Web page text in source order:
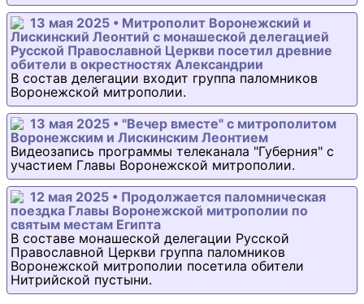
13 мая 2025 • Митрополит Воронежский и
Лискинский Леонтий с монашеской делегацией
Русской Православной Церкви посетил древние
обители в окрестностях Александрии
В состав делегации входит группа паломников
Воронежской митрополии.
13 мая 2025 • "Вечер вместе" с митрополитом
Воронежским и Лискинским Леонтием
Видеозапись программы телеканала "Губерния" с
участием Главы Воронежской митрополии.
12 мая 2025 • Продолжается паломническая
поездка Главы Воронежской митрополии по
святым местам Египта
В составе монашеской делегации Русской
Православной Церкви группа паломников
Воронежской митрополии посетила обители
Нитрийской пустыни.